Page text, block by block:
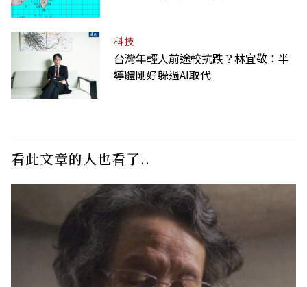
科技
台灣年輕人前途較抗跌？林宜敬：半
導體剛好躲過AI取代
看此文章的人也看了..